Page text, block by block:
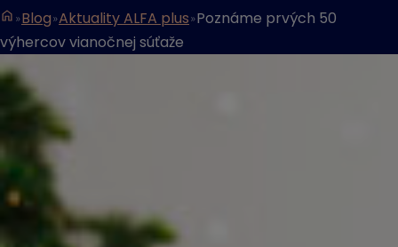
Blog Aktuality ALFA plus Poznáme prvých 50
výhercov vianočnej súťaže